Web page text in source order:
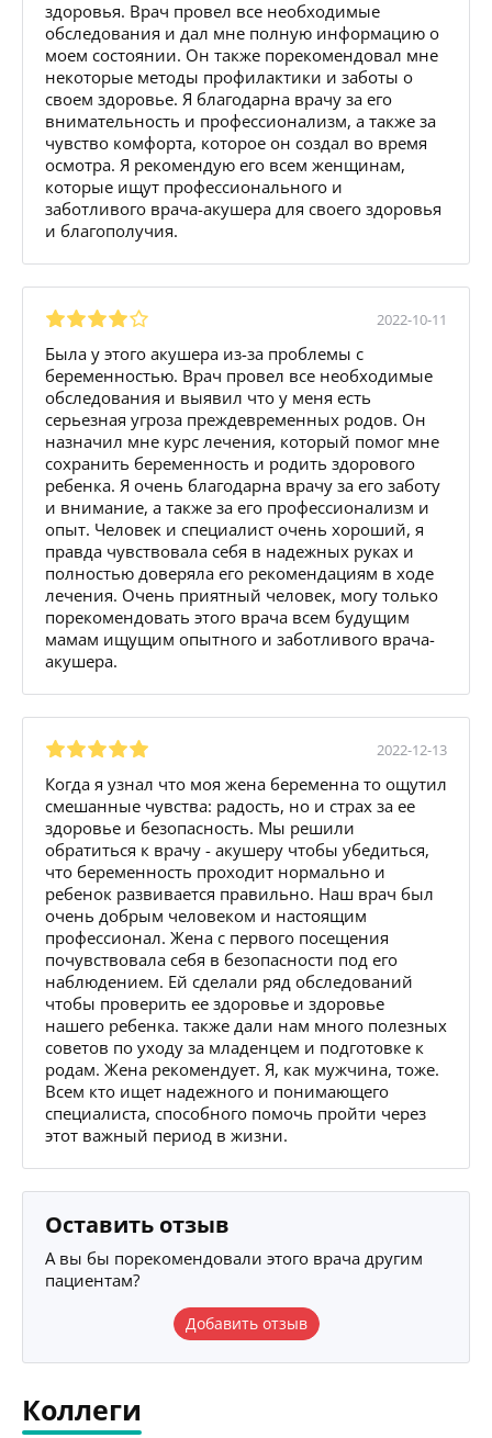
здоровья. Врач провел все необходимые
обследования и дал мне полную информацию о
моем состоянии. Он также порекомендовал мне
некоторые методы профилактики и заботы о
своем здоровье. Я благодарна врачу за его
внимательность и профессионализм, а также за
чувство комфорта, которое он создал во время
осмотра. Я рекомендую его всем женщинам,
которые ищут профессионального и
заботливого врача-акушера для своего здоровья
и благополучия.
2022-10-11
Была у этого акушера из-за проблемы с
беременностью. Врач провел все необходимые
обследования и выявил что у меня есть
серьезная угроза преждевременных родов. Он
назначил мне курс лечения, который помог мне
сохранить беременность и родить здорового
ребенка. Я очень благодарна врачу за его заботу
и внимание, а также за его профессионализм и
опыт. Человек и специалист очень хороший, я
правда чувствовала себя в надежных руках и
полностью доверяла его рекомендациям в ходе
лечения. Очень приятный человек, могу только
порекомендовать этого врача всем будущим
мамам ищущим опытного и заботливого врача-
акушера.
2022-12-13
Когда я узнал что моя жена беременна то ощутил
смешанные чувства: радость, но и страх за ее
здоровье и безопасность. Мы решили
обратиться к врачу - акушеру чтобы убедиться,
что беременность проходит нормально и
ребенок развивается правильно. Наш врач был
очень добрым человеком и настоящим
профессионал. Жена с первого посещения
почувствовала себя в безопасности под его
наблюдением. Ей сделали ряд обследований
чтобы проверить ее здоровье и здоровье
нашего ребенка. также дали нам много полезных
советов по уходу за младенцем и подготовке к
родам. Жена рекомендует. Я, как мужчина, тоже.
Всем кто ищет надежного и понимающего
специалиста, способного помочь пройти через
этот важный период в жизни.
Оставить отзыв
А вы бы порекомендовали этого врача другим
пациентам?
Добавить отзыв
Коллеги